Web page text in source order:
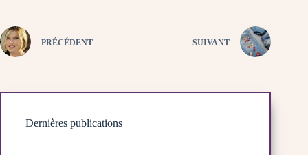
PRÉCÉDENT SUIVANT
Dernières publications